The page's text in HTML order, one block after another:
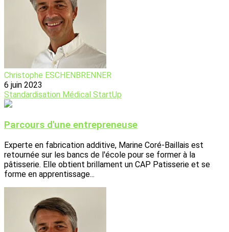
Christophe ESCHENBRENNER
6 juin 2023
Standardisation Médical StartUp
Parcours d'une entrepreneuse
Experte en fabrication additive, Marine Coré-Baillais est
retournée sur les bancs de l'école pour se former à la
pâtisserie. Elle obtient brillament un CAP Patisserie et se
forme en apprentissage...